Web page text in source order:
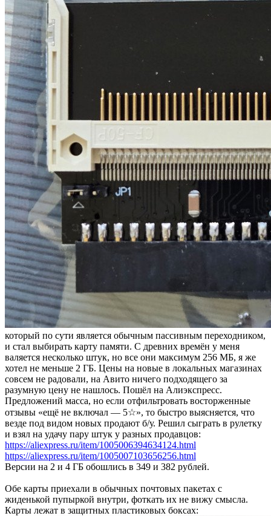
который по сути является обычным пассивным переходником,
и стал выбирать карту памяти. С древних времён у меня
валяется несколько штук, но все они максимум 256 МБ, я же
хотел не меньше 2 ГБ. Цены на новые в локальных магазинах
совсем не радовали, на Авито ничего подходящего за
разумную цену не нашлось. Пошёл на Алиэкспресс.
Предложений масса, но если отфильтровать восторженные
отзывы «ещё не включал — 5☆», то быстро выясняется, что
везде под видом новых продают б/у. Решил сыграть в рулетку
и взял на удачу пару штук у разных продавцов:
https://aliexpress.ru/item/1005006394634124.html
https://aliexpress.ru/item/1005007103656256.html
Версии на 2 и 4 ГБ обошлись в 349 и 382 рублей.
Обе карты приехали в обычных почтовых пакетах с
жиденькой пупыркой внутри, фоткать их не вижу смысла.
Карты лежат в защитных пластиковых боксах: